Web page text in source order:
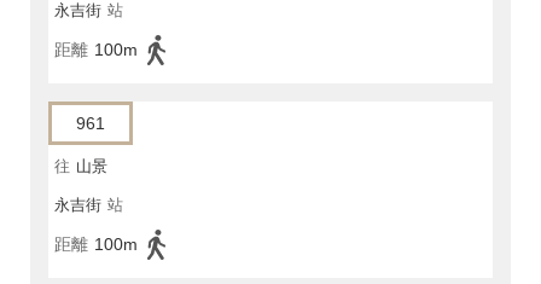
永吉街 站
距離 100m
961
往 山景
永吉街 站
距離 100m